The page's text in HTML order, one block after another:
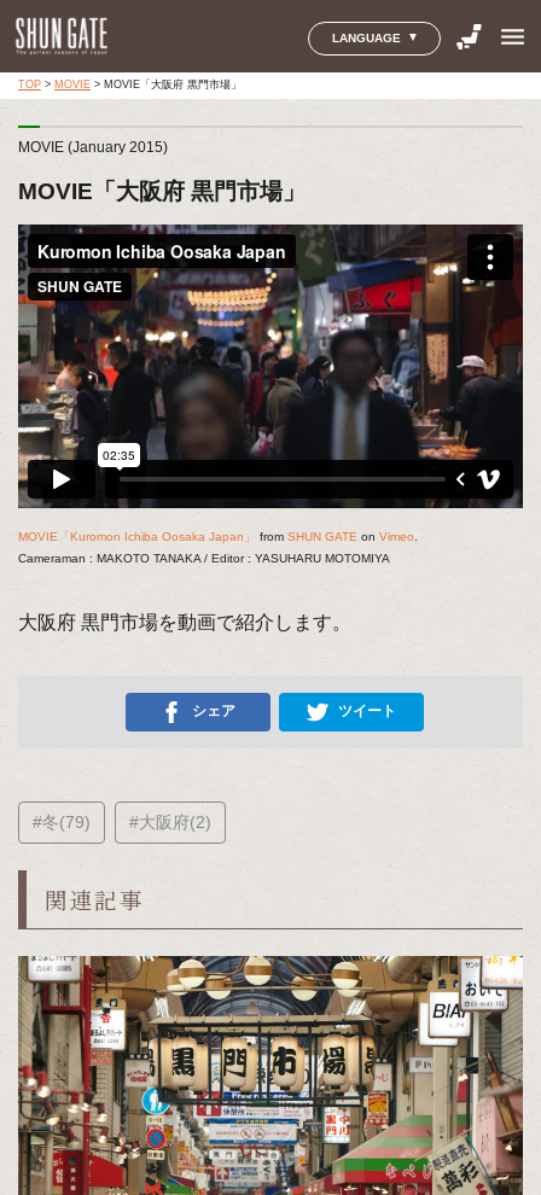
LANGUAGE menu
TOP> MOVIE> MOVIE「大阪府 黒門市場」
MOVIE (January 2015)
MOVIE「大阪府 黒門市場」
MOVIE「Kuromon Ichiba Oosaka Japan」 from SHUN GATEon Vimeo.
Cameraman : MAKOTO TANAKA / Editor : YASUHARU MOTOMIYA
大阪府 黒門市場を動画で紹介します。
シェア ツイート
#冬(79) #大阪府(2)
関連記事